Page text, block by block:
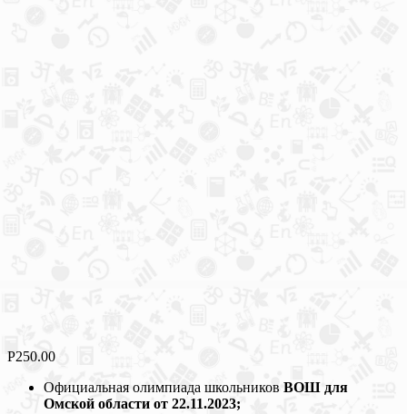
Р250.00
Официальная олимпиада школьников ВОШ для
Омской области от 22.11.2023;